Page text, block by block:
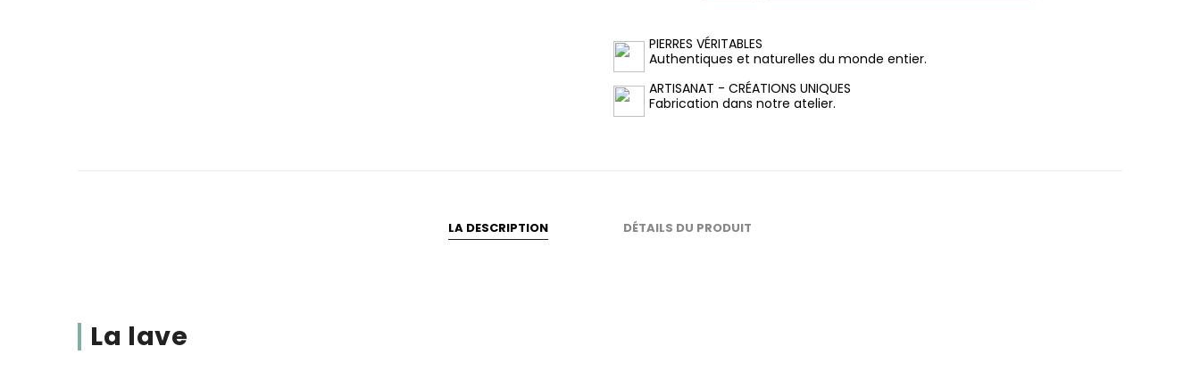
PIERRES VÉRITABLES
Authentiques et naturelles du monde entier.
ARTISANAT - CRÉATIONS UNIQUES
Fabrication dans notre atelier.
LA DESCRIPTION DÉTAILS DU PRODUIT
La lave